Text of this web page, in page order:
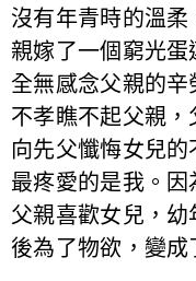
沒有年青時的溫
親嫁了一個窮光蛋
全無感念父親的
不孝瞧不起父親
向先父懺悔女兒
最疼愛的是我。因
父親喜歡女兒，
後為了物欲，變成